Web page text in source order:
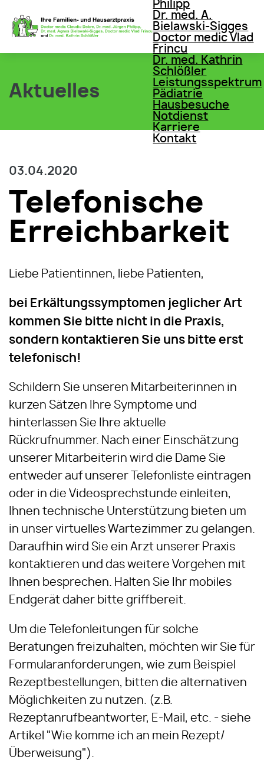
Philipp
Dr. med. A.
Bielawski-Sigges
Doctor medic Vlad
Frincu
Dr. med. Kathrin
Schlößler
Leistungsspektrum
Pädiatrie
Hausbesuche
Notdienst
Karriere
Kontakt
Aktuelles
03.04.2020
Telefonische
Erreichbarkeit
Liebe Patientinnen, liebe Patienten,
bei Erkältungssymptomen jeglicher Art
kommen Sie bitte nicht in die Praxis,
sondern kontaktieren Sie uns bitte erst
telefonisch!
Schildern Sie unseren Mitarbeiterinnen in
kurzen Sätzen Ihre Symptome und
hinterlassen Sie Ihre aktuelle
Rückrufnummer. Nach einer Einschätzung
unserer Mitarbeiterin wird die Dame Sie
entweder auf unserer Telefonliste eintragen
oder in die Videosprechstunde einleiten,
Ihnen technische Unterstützung bieten um
in unser virtuelles Wartezimmer zu gelangen.
Daraufhin wird Sie ein Arzt unserer Praxis
kontaktieren und das weitere Vorgehen mit
Ihnen besprechen. Halten Sie Ihr mobiles
Endgerät daher bitte griffbereit.
Um die Telefonleitungen für solche
Beratungen freizuhalten, möchten wir Sie für
Formularanforderungen, wie zum Beispiel
Rezeptbestellungen, bitten die alternativen
Möglichkeiten zu nutzen. (z.B.
Rezeptanrufbeantworter, E-Mail, etc. - siehe
Artikel "Wie komme ich an mein Rezept/
Überweisung").